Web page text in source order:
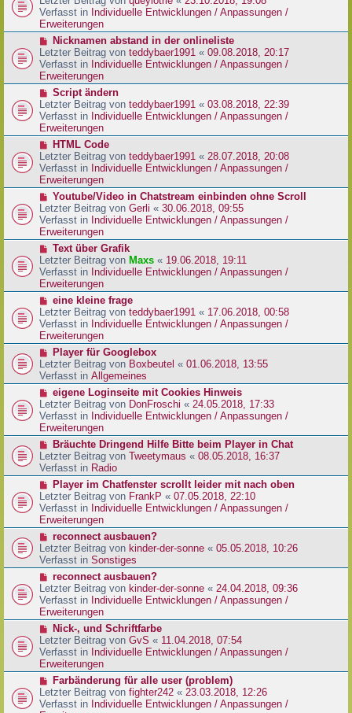
a
g
e
i
t
a
g
u
e
r
B
e
i
t
a
g
Verfasst in Individuelle Entwicklungen / Anpassungen /
Erweiterungen
N
e
u
e
r
B
e
i
t
a
g
Nicknamen abstand in der onlineliste
Letzter Beitrag von teddybaer1991 « 09.08.2018, 20:17
Verfasst in Individuelle Entwicklungen / Anpassungen /
Erweiterungen
N
e
u
e
r
B
e
i
t
a
g
Script ändern
Letzter Beitrag von teddybaer1991 « 03.08.2018, 22:39
Verfasst in Individuelle Entwicklungen / Anpassungen /
Erweiterungen
N
e
u
e
r
B
e
i
t
a
g
HTML Code
Letzter Beitrag von teddybaer1991 « 28.07.2018, 20:08
Verfasst in Individuelle Entwicklungen / Anpassungen /
Erweiterungen
N
e
u
e
r
B
e
i
t
a
g
Youtube/Video in Chatstream einbinden ohne Scroll
Letzter Beitrag von Gerli « 30.06.2018, 09:55
Verfasst in Individuelle Entwicklungen / Anpassungen /
Erweiterungen
N
e
u
e
r
B
e
i
t
a
g
Text über Grafik
Letzter Beitrag von Maxs « 19.06.2018, 19:11
Verfasst in Individuelle Entwicklungen / Anpassungen /
Erweiterungen
N
e
u
e
r
B
e
i
r
a
g
eine kleine frage
Letzter Beitrag von teddybaer1991 « 17.06.2018, 00:58
Verfasst in Individuelle Entwicklungen / Anpassungen /
Erweiterungen
N
e
u
e
r
B
e
i
r
a
g
Player für Googlebox
Letzter Beitrag von Boxbeutel « 01.06.2018, 13:55
Verfasst in Allgemeines
N
e
u
e
r
B
e
i
r
a
g
eigene Loginseite mit Cookies Hinweis
Letzter Beitrag von DonFroschi « 24.05.2018, 17:33
Verfasst in Individuelle Entwicklungen / Anpassungen /
Erweiterungen
N
e
u
e
r
B
e
i
r
a
g
Bräuchte Dringend Hilfe Bitte beim Player in Chat
Letzter Beitrag von Tweetymaus « 08.05.2018, 16:37
Verfasst in Radio
N
e
u
e
r
B
e
i
r
a
g
Player im Chatfenster scrollt leider mit nach oben
Letzter Beitrag von FrankP « 07.05.2018, 22:10
Verfasst in Individuelle Entwicklungen / Anpassungen /
Erweiterungen
N
e
u
e
r
B
e
i
r
a
g
reconnect ausbauen?
Letzter Beitrag von kinder-der-sonne « 05.05.2018, 10:26
Verfasst in Sonstiges
N
e
u
e
r
B
e
i
t
a
g
reconnect ausbauen?
Letzter Beitrag von kinder-der-sonne « 24.04.2018, 09:36
Verfasst in Individuelle Entwicklungen / Anpassungen /
Erweiterungen
N
e
u
e
r
B
e
i
Nick-, und Schriftfarbe
Letzter Beitrag von GvS « 11.04.2018, 07:54
Verfasst in Individuelle Entwicklungen / Anpassungen /
Erweiterungen
N
e
u
Farbänderung für alle user (problem)
Letzter Beitrag von fighter242 « 23.03.2018, 12:26
Verfasst in Individuelle Entwicklungen / Anpassungen /